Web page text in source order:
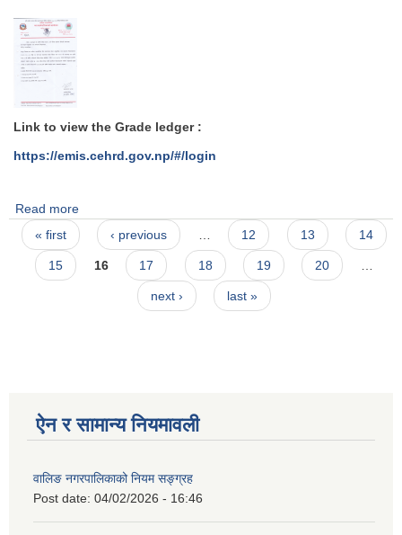
Link to view the Grade ledger :
https://emis.cehrd.gov.np/#/login
Read more
सूचना ।
Pages
« first ‹ previous … 12 13 14
15 16 17 18 19 20 …
next › last »
ऐन र सामान्य नियमावली
वालिङ नगरपालिकाको नियम सङ्ग्रह
Post date: 04/02/2026 - 16:46